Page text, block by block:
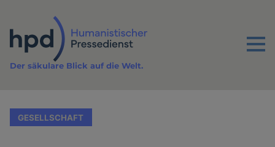
Inhalt
Menu
Der säkulare Blick auf die Welt.
GESELLSCHAFT